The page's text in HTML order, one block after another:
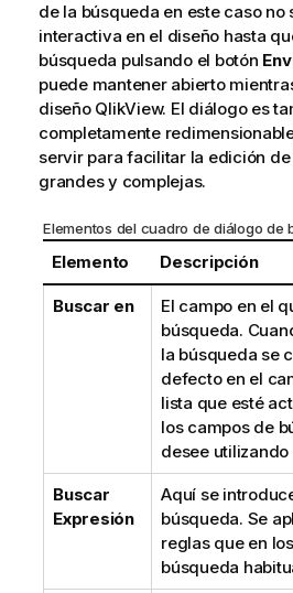
de la búsqueda en este caso
interactiva en el diseño hasta
búsqueda pulsando el botón
puede mantener abierto
diseño QlikView. El diálogo es
completamente
servir para facilitar la edición
grandes y complejas.
Elementos del cuadro de diálogo de
Elemento Descripción
Buscar en
El campo en el
búsqueda.
la búsqueda se
defecto en el
lista que esté
los campos de
desee
Buscar
Expresión
Aquí se
búsqueda. Se
reglas que en
búsqueda